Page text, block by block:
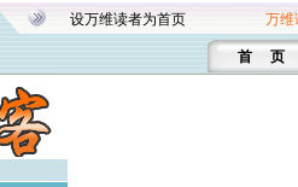
设万维读者为首页 万维
首 页